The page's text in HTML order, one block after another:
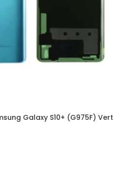
Galaxy S10+ (G975F) Vert